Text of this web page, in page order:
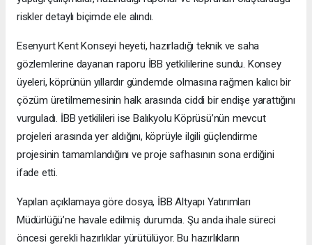
riskler detaylı biçimde ele alındı.
Esenyurt Kent Konseyi heyeti, hazırladığı teknik ve saha
gözlemlerine dayanan raporu İBB yetkililerine sundu. Konsey
üyeleri, köprünün yıllardır gündemde olmasına rağmen kalıcı bir
çözüm üretilmemesinin halk arasında ciddi bir endişe yarattığını
vurguladı. İBB yetkilileri ise Balıkyolu Köprüsü’nün mevcut
projeleri arasında yer aldığını, köprüyle ilgili güçlendirme
projesinin tamamlandığını ve proje safhasının sona erdiğini
ifade etti.
Yapılan açıklamaya göre dosya, İBB Altyapı Yatırımları
Müdürlüğü’ne havale edilmiş durumda. Şu anda ihale süreci
öncesi gerekli hazırlıklar yürütülüyor. Bu hazırlıkların